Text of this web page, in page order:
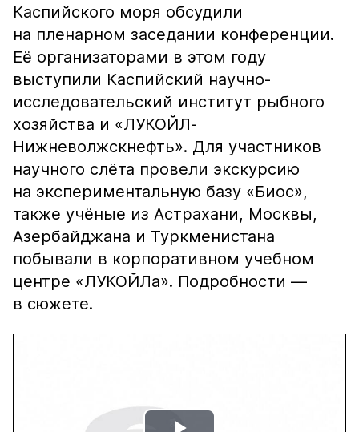
Каспийского моря обсудили
на пленарном заседании конференции.
Её организаторами в этом году
выступили Каспийский научно-
исследовательский институт рыбного
хозяйства и «ЛУКОЙЛ-
Нижневолжскнефть». Для участников
научного слёта провели экскурсию
на экспериментальную базу «Биос»,
также учёные из Астрахани, Москвы,
Азербайджана и Туркменистана
побывали в корпоративном учебном
центре «ЛУКОЙЛа». Подробности —
в сюжете.